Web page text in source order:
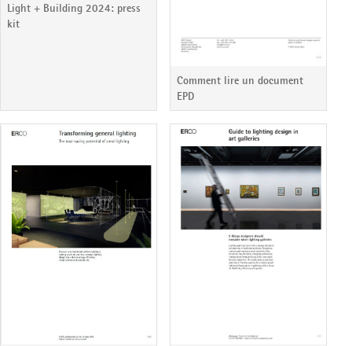
Light + Building 2024: press
kit
Comment lire un document
EPD